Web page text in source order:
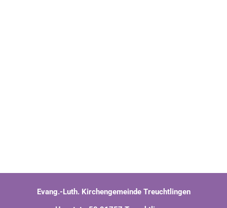
Evang.-Luth. Kirchengemeinde Treuchtlingen